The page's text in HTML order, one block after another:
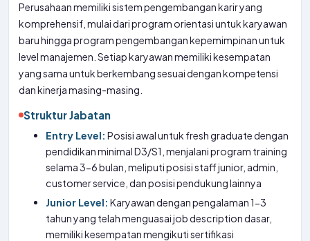
Perusahaan memiliki sistem pengembangan karir yang
komprehensif, mulai dari program orientasi untuk karyawan
baru hingga program pengembangan kepemimpinan untuk
level manajemen. Setiap karyawan memiliki kesempatan
yang sama untuk berkembang sesuai dengan kompetensi
dan kinerja masing-masing.
Struktur Jabatan
Entry Level: Posisi awal untuk fresh graduate dengan
pendidikan minimal D3/S1, menjalani program training
selama 3-6 bulan, meliputi posisi staff junior, admin,
customer service, dan posisi pendukung lainnya
Junior Level: Karyawan dengan pengalaman 1-3
tahun yang telah menguasai job description dasar,
memiliki kesempatan mengikuti sertifikasi